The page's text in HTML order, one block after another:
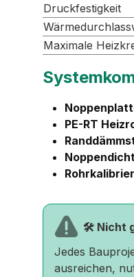
Druckfestigkeit
Maximale
PE-RT
🛠️ Nicht
Jedes
ausreichen,